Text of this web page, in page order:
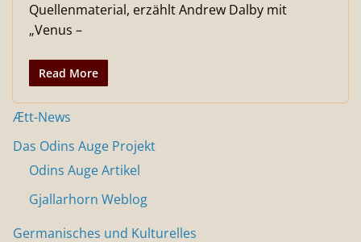
Quellenmaterial, erzählt Andrew Dalby mit
„Venus –
Read More
Ætt-News
Das Odins Auge Projekt
Odins Auge Artikel
Gjallarhorn Weblog
Germanisches und Kulturelles